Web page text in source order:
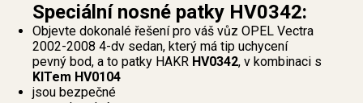
Speciální nosné patky HV0342:
Objevte dokonalé řešení pro váš vůz OPEL Vectra
2002-2008 4-dv sedan, který má tip uchycení
pevný bod, a to patky HAKR HV0342, v kombinaci s
KITem HV0104
jsou bezpečné